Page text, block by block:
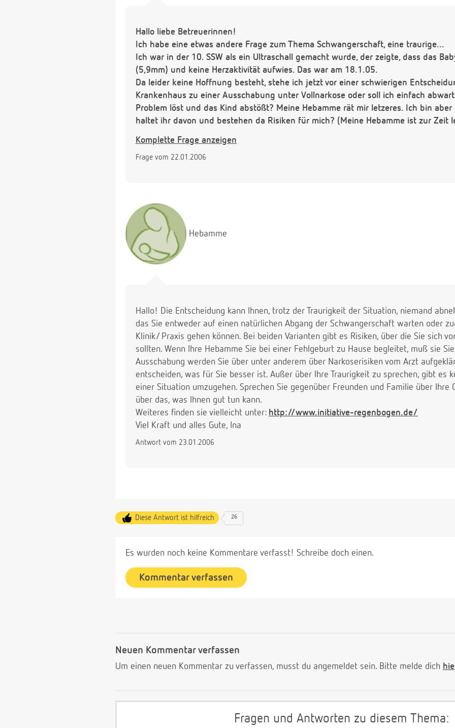
Hallo liebe Betreuerinnen!
Ich habe eine etwas andere Frage zum Thema Schwangerschaft, eine traurige...
Ich war in der 10. SSW als ein Ultraschall gemacht wurde, der zeigte, dass das
(5,9mm) und keine Herzaktivität aufwies. Das war am 18.1.05.
Da leider keine Hoffnung besteht, stehe ich jetzt vor einer schwierigen
Krankenhaus zu einer Ausschabung unter Vollnarkose oder soll ich einfach
Problem löst und das Kind abstößt? Meine Hebamme rät mir letzeres. Ich bin aber
haltet ihr davon und bestehen da Risiken für mich? (Meine Hebamme ist zur Zeit
zurechtkommt?
Vielen Dank für eure Antwort!
Komplette Frage anzeigen
Frage vom 22.01.2006
Hebamme
Hallo! Die Entscheidung kann Ihnen, trotz der Traurigkeit der Situation, niemand
das Sie entweder auf einen natürlichen Abgang der Schwangerschaft warten oder
Klinik/ Praxis gehen können. Bei beiden Varianten gibt es Risiken, über die Sie sich
sollten. Wenn Ihre Hebamme Sie bei einer Fehlgeburt zu Hause begleitet, muß sie
Ausschabung werden Sie über unter anderem über Narkoserisiken vom Arzt
entscheiden, was für Sie besser ist. Außer über Ihre Traurigkeit zu sprechen, gibt es
einer Situation umzugehen. Sprechen Sie gegenüber Freunden und Familie über Ihre
über das, was Ihnen gut tun kann.
Weiteres finden sie vielleicht unter: http://www.initiative-regenbogen.de/
Viel Kraft und alles Gute, Ina
Antwort vom 23.01.2006
Diese Antwort ist hilfreich 26
Es wurden noch keine Kommentare verfasst! Schreibe doch einen.
Kommentar verfassen
Neuen Kommentar verfassen
Um einen neuen Kommentar zu verfassen, musst du angemeldet sein. Bitte melde dich
Fragen und Antworten zu diesem Thema: